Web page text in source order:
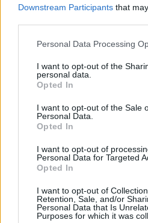
Downstream Participants that
Please note that this website/app
not limited to your visit or usage
grant or deny consent to Google
use your data for below specified
consent section.
Personal Data Processing
I want to opt-out of the
personal data.
Opted In
I want to opt-out of the Sale
Personal Data.
Opted In
I want to opt-out of
Personal Data for Targeted
Opted In
I want to opt-out of
Retention, Sale, and/or
Personal Data that Is
Purposes for which it was
ELEMZÉSEK 2026. júl. 20.
Minden idők
legdrágábbja volt az
gyorsmérleg
HÍREK 2026. júl. 20.